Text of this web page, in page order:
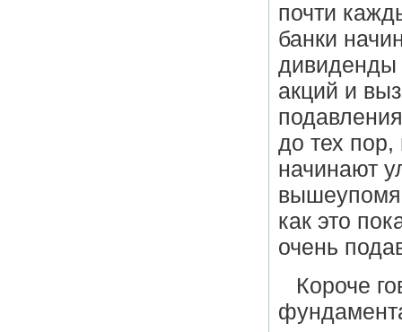
почти
банки
дивиденды
акций и
до тех
начинают
как это
очень
Короче